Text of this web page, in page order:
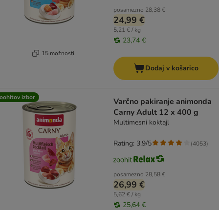
15 možnosti
posamezno 28,38 €
24,99 €
5,21 € / kg
23,74 €
Dodaj v košarico
izbor
Varčno pakiranje animonda
Carny Adult 12 x 400 g
Multimesni koktajl
posamezno 28,58 €
26,99 €
5,62 € / kg
25,64 €
Rating: 3.9/5 (4053)